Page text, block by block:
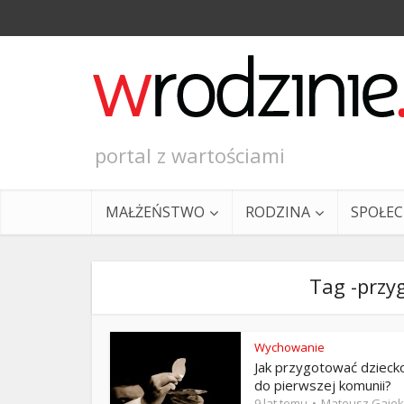
portal z wartościami
MAŁŻEŃSTWO RODZINA
Tag -
Wychowanie
Jak przygotować
do pierwszej komunii?